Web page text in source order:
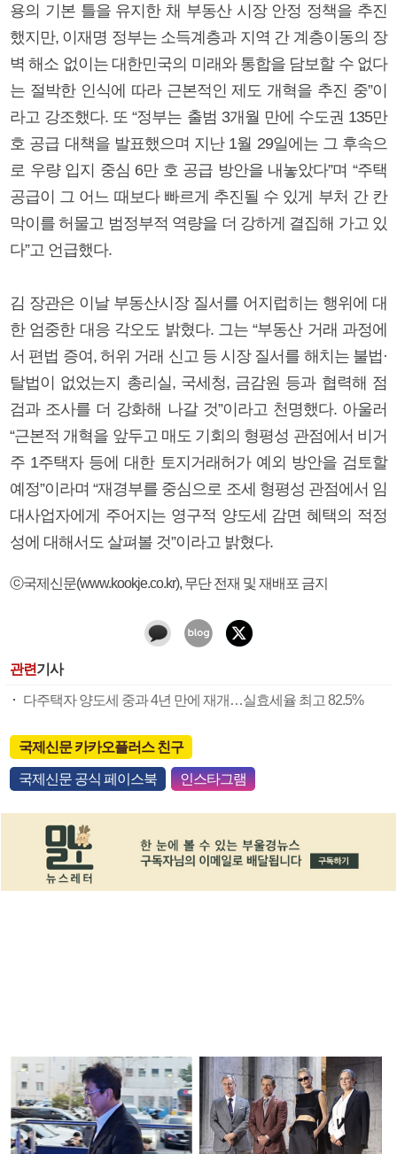
용의 기본 틀을 유지한 채 부동산 시장 안정 정책을 추진
했지만, 이재명 정부는 소득계층과 지역 간 계층이동의 장
벽 해소 없이는 대한민국의 미래와 통합을 담보할 수 없다
는 절박한 인식에 따라 근본적인 제도 개혁을 추진 중”이
라고 강조했다. 또 “정부는 출범 3개월 만에 수도권 135만
호 공급 대책을 발표했으며 지난 1월 29일에는 그 후속으
로 우량 입지 중심 6만 호 공급 방안을 내놓았다”며 “주택
공급이 그 어느 때보다 빠르게 추진될 수 있게 부처 간 칸
막이를 허물고 범정부적 역량을 더 강하게 결집해 가고 있
다”고 언급했다.
김 장관은 이날 부동산시장 질서를 어지럽히는 행위에 대
한 엄중한 대응 각오도 밝혔다. 그는 “부동산 거래 과정에
서 편법 증여, 허위 거래 신고 등 시장 질서를 해치는 불법·
탈법이 없었는지 총리실, 국세청, 금감원 등과 협력해 점
검과 조사를 더 강화해 나갈 것”이라고 천명했다. 아울러
“근본적 개혁을 앞두고 매도 기회의 형평성 관점에서 비거
주 1주택자 등에 대한 토지거래허가 예외 방안을 검토할
예정”이라며 “재경부를 중심으로 조세 형평성 관점에서 임
대사업자에게 주어지는 영구적 양도세 감면 혜택의 적정
성에 대해서도 살펴볼 것”이라고 밝혔다.
ⓒ국제신문(www.kookje.co.kr), 무단 전재 및 재배포 금지
관련기사
다주택자 양도세 중과 4년 만에 재개…실효세율 최고 82.5%
국제신문 카카오플러스 친구
국제신문 공식 페이스북 인스타그램